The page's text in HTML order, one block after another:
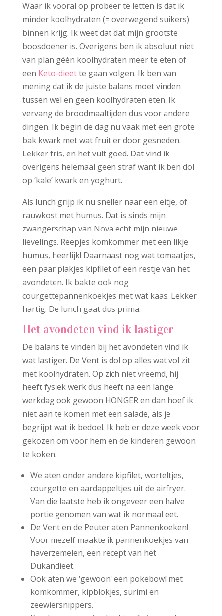
Waar ik vooral op probeer te letten is dat ik
minder koolhydraten (= overwegend suikers)
binnen krijg. Ik weet dat dat mijn grootste
boosdoener is. Overigens ben ik absoluut niet
van plan géén koolhydraten meer te eten of
een Keto-dieette gaan volgen. Ik ben van
mening dat ik de juiste balans moet vinden
tussen wel en geen koolhydraten eten. Ik
vervang de broodmaaltijden dus voor andere
dingen. Ik begin de dag nu vaak met een grote
bak kwark met wat fruit er door gesneden.
Lekker fris, en het vult goed. Dat vind ik
overigens helemaal geen straf want ik ben dol
op ‘kale’ kwark en yoghurt.
Als lunch grijp ik nu sneller naar een eitje, of
rauwkost met humus. Dat is sinds mijn
zwangerschap van Nova echt mijn nieuwe
lievelings. Reepjes komkommer met een likje
humus, heerlijk! Daarnaast nog wat tomaatjes,
een paar plakjes kipfilet of een restje van het
avondeten. Ik bakte ook nog
courgettepannenkoekjes met wat kaas. Lekker
hartig. De lunch gaat dus prima.
Het avondeten vind ik lastiger
De balans te vinden bij het avondeten vind ik
wat lastiger. De Vent is dol op alles wat vol zit
met koolhydraten. Op zich niet vreemd, hij
heeft fysiek werk dus heeft na een lange
werkdag ook gewoon HONGER en dan hoef ik
niet aan te komen met een salade, als je
begrijpt wat ik bedoel. Ik heb er deze week voor
gekozen om voor hem en de kinderen gewoon
te koken.
We aten onder andere kipfilet, worteltjes,
courgette en aardappeltjes uit de airfryer.
Van die laatste heb ik ongeveer een halve
portie genomen van wat ik normaal eet.
De Vent en de Peuter aten Pannenkoeken!
Voor mezelf maakte ik pannenkoekjes van
haverzemelen, een recept van het
Dukandieet.
Ook aten we ‘gewoon’ een pokebowl met
komkommer, kipblokjes, surimi en
zeewiersnippers.